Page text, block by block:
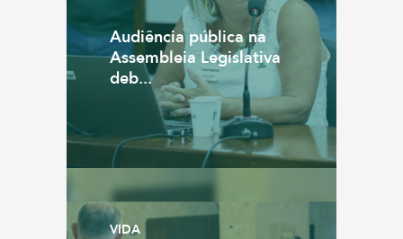
Audiência pública na
Assembleia Legislativa
deb...
VIDA